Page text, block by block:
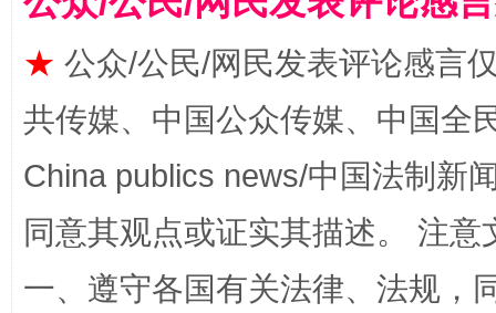
受贿1.44亿！段成刚被判无期 从幼
★ 公众/公民/网民发表评论感言
共传媒、中国公众传媒、中国全
China publics news/中国法制新
同意其观点或证实其描述。 注
一、遵守各国有关法律、法规，